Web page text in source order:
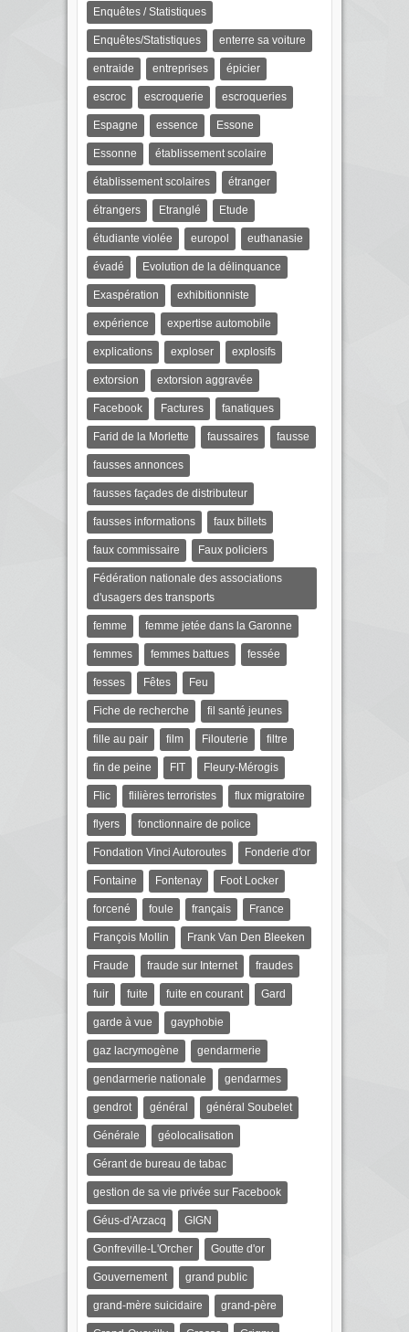
Enquêtes / Statistiques
Enquêtes/Statistiques enterre sa voiture
entraide entreprises épicier
escroc escroquerie escroqueries
Espagne essence Essone
Essonne établissement scolaire
établissement scolaires étranger
étrangers Etranglé Etude
étudiante violée europol euthanasie
évadé Evolution de la délinquance
Exaspération exhibitionniste
expérience expertise automobile
explications exploser explosifs
extorsion extorsion aggravée
Facebook Factures fanatiques
Farid de la Morlette faussaires fausse
fausses annonces
fausses façades de distributeur
fausses informations faux billets
faux commissaire Faux policiers
Fédération nationale des associations
d'usagers des transports
femme femme jetée dans la Garonne
femmes femmes battues fessée
fesses Fêtes Feu
Fiche de recherche fil santé jeunes
fille au pair film Filouterie filtre
fin de peine FIT Fleury-Mérogis
Flic flilières terroristes flux migratoire
flyers fonctionnaire de police
Fondation Vinci Autoroutes Fonderie d'or
Fontaine Fontenay Foot Locker
forcené foule français France
François Mollin Frank Van Den Bleeken
Fraude fraude sur Internet fraudes
fuir fuite fuite en courant Gard
garde à vue gayphobie
gaz lacrymogène gendarmerie
gendarmerie nationale gendarmes
gendrot général général Soubelet
Générale géolocalisation
Gérant de bureau de tabac
gestion de sa vie privée sur Facebook
Géus-d'Arzacq GIGN
Gonfreville-L'Orcher Goutte d'or
Gouvernement grand public
grand-mère suicidaire grand-père